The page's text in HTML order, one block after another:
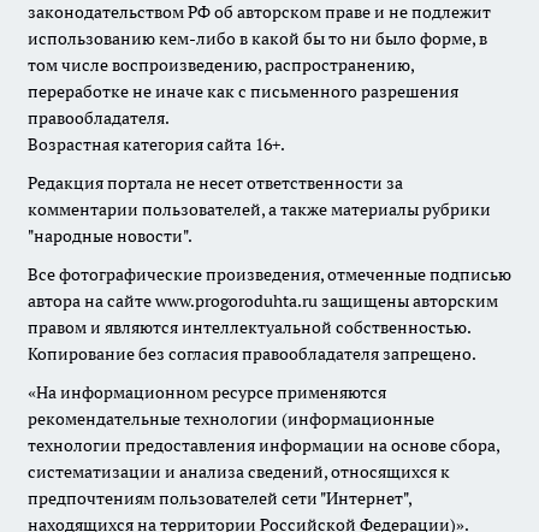
законодательством РФ об авторском праве и не подлежит
использованию кем-либо в какой бы то ни было форме, в
том числе воспроизведению, распространению,
переработке не иначе как с письменного разрешения
правообладателя.
Возрастная категория сайта 16+.
Редакция портала не несет ответственности за
комментарии пользователей, а также материалы рубрики
"народные новости".
Все фотографические произведения, отмеченные подписью
автора на сайте www.progoroduhta.ru защищены авторским
правом и являются интеллектуальной собственностью.
Копирование без согласия правообладателя запрещено.
«На информационном ресурсе применяются
рекомендательные технологии (информационные
технологии предоставления информации на основе сбора,
систематизации и анализа сведений, относящихся к
предпочтениям пользователей сети "Интернет",
находящихся на территории Российской Федерации)».